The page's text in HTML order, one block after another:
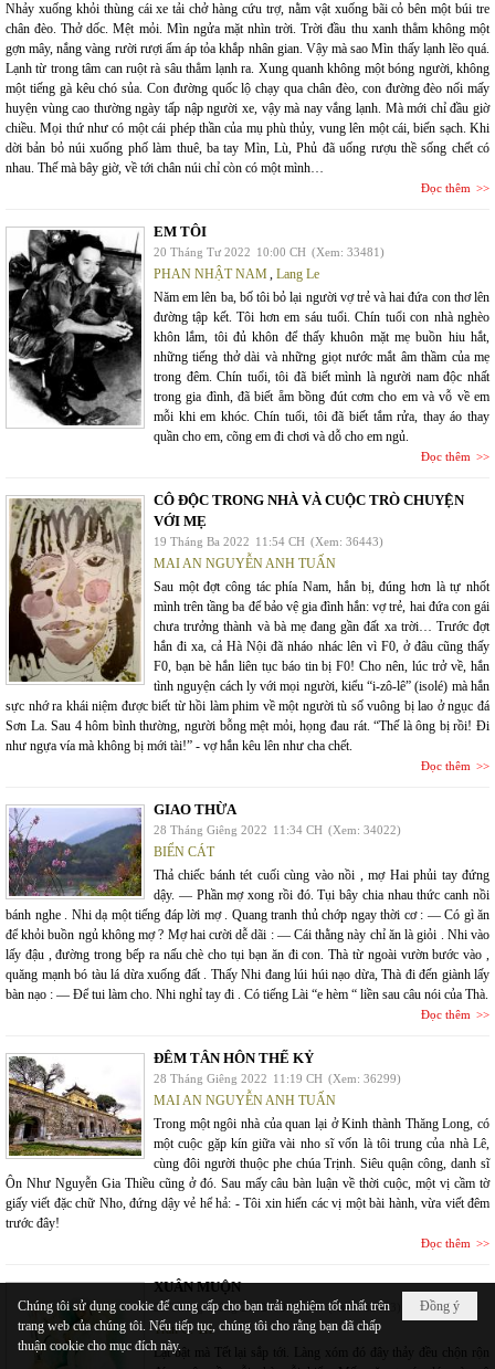
Nhảy xuống khỏi thùng cái xe tải chở hàng cứu trợ, nằm vật xuống bãi cỏ bên một búi tre
chân đèo. Thở dốc. Mệt mỏi. Mìn ngửa mặt nhìn trời. Trời đầu thu xanh thẳm không một
gợn mây, nắng vàng rười rượi ấm áp tỏa khắp nhân gian. Vậy mà sao Mìn thấy lạnh lẽo quá.
Lạnh từ trong tâm can ruột rà sâu thẳm lạnh ra. Xung quanh không một bóng người, không
một tiếng gà kêu chó sủa. Con đường quốc lộ chạy qua chân đèo, con đường đèo nối mấy
huyện vùng cao thường ngày tấp nập người xe, vậy mà nay vắng lạnh. Mà mới chỉ đầu giờ
chiều. Mọi thứ như có một cái phép thần của mụ phù thủy, vung lên một cái, biến sạch. Khi
dời bản bỏ núi xuống phố làm thuê, ba tay Mìn, Lù, Phủ đã uống rượu thề sống chết có
nhau. Thế mà bây giờ, về tới chân núi chỉ còn có một mình…
Đọc thêm
EM TÔI
20 Tháng Tư 2022 10:00 CH (Xem: 33481)
PHAN NHẬT NAM, Lang Le
Năm em lên ba, bố tôi bỏ lại người vợ trẻ và hai đứa con thơ lên
đường tập kết. Tôi hơn em sáu tuổi. Chín tuổi con nhà nghèo
khôn lắm, tôi đủ khôn để thấy khuôn mặt mẹ buồn hiu hắt,
những tiếng thở dài và những giọt nước mắt âm thầm của mẹ
trong đêm. Chín tuổi, tôi đã biết mình là người nam độc nhất
trong gia đình, đã biết ẵm bồng đút cơm cho em và vỗ về em
mỗi khi em khóc. Chín tuổi, tôi đã biết tắm rửa, thay áo thay
quần cho em, cõng em đi chơi và dỗ cho em ngủ.
Đọc thêm
CÔ ĐỘC TRONG NHÀ VÀ CUỘC TRÒ CHUYỆN
VỚI MẸ
19 Tháng Ba 2022 11:54 CH (Xem: 36443)
MAI AN NGUYỄN ANH TUẤN
Sau một đợt công tác phía Nam, hắn bị, đúng hơn là tự nhốt
mình trên tầng ba để bảo vệ gia đình hắn: vợ trẻ, hai đứa con gái
chưa trưởng thành và bà mẹ đang gần đất xa trời… Trước đợt
hắn đi xa, cả Hà Nội đã nháo nhác lên vì F0, ở đâu cũng thấy
F0, bạn bè hắn liên tục báo tin bị F0! Cho nên, lúc trở về, hắn
tình nguyện cách ly với mọi người, kiểu “i-zô-lê” (isolé) mà hắn
sực nhớ ra khái niệm được biết từ hồi làm phim về một người tù số vuông bị lao ở ngục đá
Sơn La. Sau 4 hôm bình thường, người bỗng mệt mỏi, họng đau rát. “Thế là ông bị rồi! Đi
như ngựa vía mà không bị mới tài!” - vợ hắn kêu lên như cha chết.
Đọc thêm
GIAO THỪA
28 Tháng Giêng 2022 11:34 CH (Xem: 34022)
BIỂN CÁT
Thả chiếc bánh tét cuối cùng vào nồi , mợ Hai phủi tay đứng
dậy. — Phần mợ xong rồi đó. Tụi bây chia nhau thức canh nồi
bánh nghe . Nhi dạ một tiếng đáp lời mợ . Quang tranh thủ chớp ngay thời cơ : — Có gì ăn
để khỏi buồn ngủ không mợ ? Mợ hai cười dễ dãi : — Cái thằng này chỉ ăn là giỏi . Nhi vào
lấy đậu , đường trong bếp ra nấu chè cho tụi bạn ăn đi con. Thà từ ngoài vườn bước vào ,
quăng mạnh bó tàu lá dừa xuống đất . Thấy Nhi đang lúi húi nạo dừa, Thà đi đến giành lấy
bàn nạo : — Để tui làm cho. Nhi nghỉ tay đi . Có tiếng Lài “e hèm “ liền sau câu nói của Thà.
Đọc thêm
ĐÊM TÂN HÔN THẾ KỶ
28 Tháng Giêng 2022 11:19 CH (Xem: 36299)
MAI AN NGUYỄN ANH TUẤN
Trong một ngôi nhà của quan lại ở Kinh thành Thăng Long, có
một cuộc gặp kín giữa vài nho sĩ vốn là tôi trung của nhà Lê,
cùng đôi người thuộc phe chúa Trịnh. Siêu quận công, danh sĩ
Ôn Như Nguyễn Gia Thiều cũng ở đó. Sau mấy câu bàn luận về thời cuộc, một vị cầm tờ
giấy viết đặc chữ Nho, đứng dậy vẻ hể hả: - Tôi xin hiến các vị một bài hành, vừa viết đêm
trước đây!
Đọc thêm
XUÂN MUỘN
25 Tháng Giêng 2022 10:43 CH (Xem: 32483)
Trần C. Trí
Lật bật mà Tết lại sắp tới. Làng xóm đó đây thảy đều chộn rộn
Đồng ý
Chúng tôi sử dụng cookie để cung cấp cho bạn trải nghiệm tốt nhất trên
trang web của chúng tôi. Nếu tiếp tục, chúng tôi cho rằng bạn đã chấp
thuận cookie cho mục đích này.